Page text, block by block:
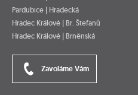
Pardubice | Hradecká
Hradec Králové | Br. Štefanů
Hradec Králové | Brněnská
Zavoláme Vám